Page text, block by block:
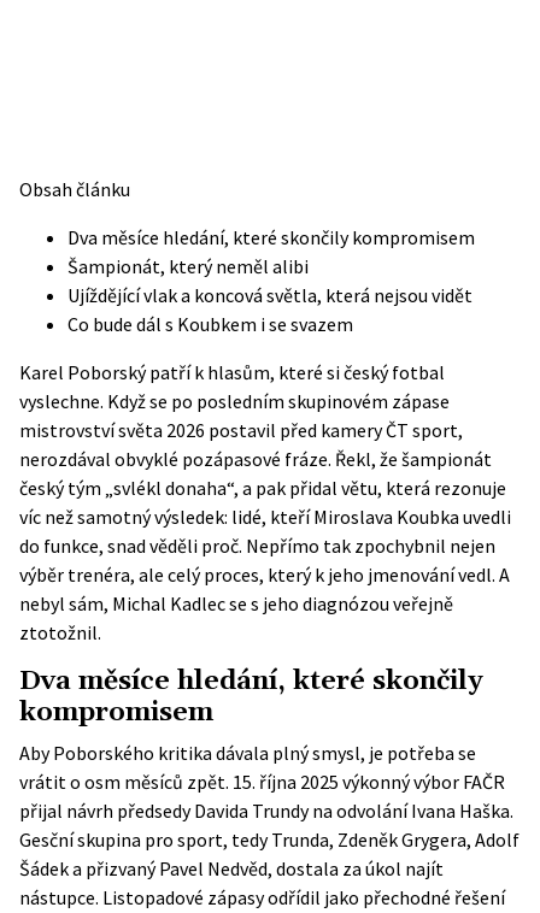
Obsah článku
Dva měsíce hledání, které skončily kompromisem
Šampionát, který neměl alibi
Ujíždějící vlak a koncová světla, která nejsou vidět
Co bude dál s Koubkem i se svazem
Karel Poborský patří k hlasům, které si český fotbal
vyslechne. Když se po posledním skupinovém zápase
mistrovství světa 2026 postavil před kamery ČT sport,
nerozdával obvyklé pozápasové fráze. Řekl, že šampionát
český tým „svlékl donaha“, a pak přidal větu, která rezonuje
víc než samotný výsledek: lidé, kteří Miroslava Koubka uvedli
do funkce, snad věděli proč. Nepřímo tak zpochybnil nejen
výběr trenéra, ale celý proces, který k jeho jmenování vedl. A
nebyl sám, Michal Kadlec se s jeho diagnózou veřejně
ztotožnil.
Dva měsíce hledání, které skončily
kompromisem
Aby Poborského kritika dávala plný smysl, je potřeba se
vrátit o osm měsíců zpět. 15. října 2025 výkonný výbor FAČR
přijal návrh předsedy Davida Trundy na odvolání Ivana Haška.
Gesční skupina pro sport, tedy Trunda, Zdeněk Grygera, Adolf
Šádek a přizvaný Pavel Nedvěd, dostala za úkol najít
nástupce. Listopadové zápasy odřídil jako přechodné řešení